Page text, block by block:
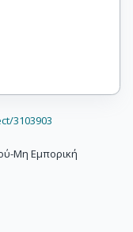
3103903
Μη Εμπορική